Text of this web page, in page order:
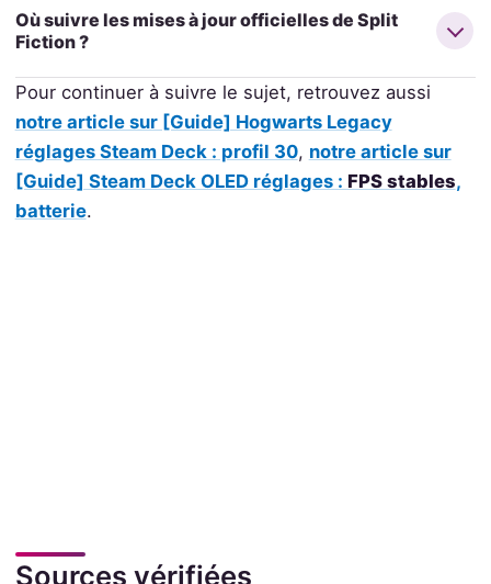
Où suivre les mises à jour officielles de Split
Fiction ?
Pour continuer à suivre le sujet, retrouvez aussi
notre article sur [Guide] Hogwarts Legacy
réglages Steam Deck : profil 30, notre article sur
[Guide] Steam Deck OLED réglages : FPS stables,
batterie.
Sources vérifiées